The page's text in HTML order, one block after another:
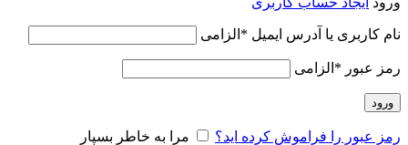
نام کاربری یا آدرس ایمیل * الزامی
رمز عبور * الزامی
ورود
رمز عبور را فراموش کرده اید؟
مرا به خاطر بسپار